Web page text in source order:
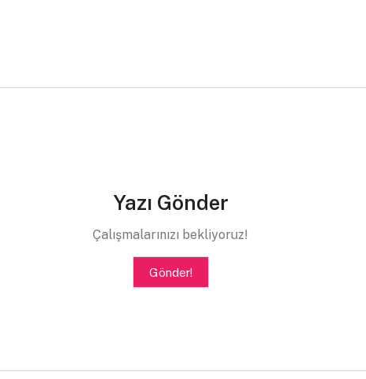
Yazı Gönder
Çalışmalarınızı bekliyoruz!
Gönder!